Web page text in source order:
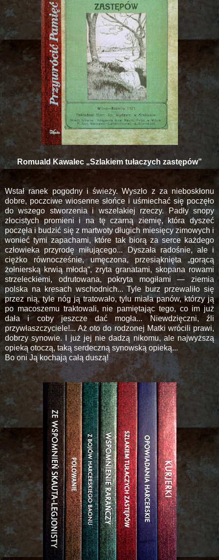
Romuald Kawalec „Szlakiem tułaczych zastępów”
Wstał ranek pogodny i świeży. Wyszło z za nieboskłonu
dobre, poczciwe wiosenne słońce i uśmiechać się poczęło
do wszego stworzenia i wszelakiej rzeczy. Padły snopy
złocistych promieni i na tę czarną ziemię, która dyszeć
poczęła i budzić się z martwoty długich miesięcy zimowych i
wonieć tymi zapachami, które tak biorą za serce każdego
człowieka przyrodę miłującego... Dyszała radośnie, ale i
ciężko równocześnie, umęczona, przesiąknięta „gorącą
żołnierską krwią młodą“, zryta granatami, skopana rowami
strzeleckiemi, odrutowana, pokryta mogiłami — ziemia
polska na kresach wschodnich... Tyle burz przewaliło się
przez nią, tyle nóg ją tratowało, tylu miała panów, którzy ją
po macoszemu traktowali, nie pamiętając tego, co im już
dała i coby jeszcze dać mogła... Niewdzięczni, źli
przywłaszczyciele!... Aż oto do rodzonej Matki wrócili prawi,
dobrzy synowie. I już jej nie dadzą nikomu, ale najwyższą
opieką otoczą, taką serdeczną synowską opieką...
Bo oni Ją kochają całą duszą!